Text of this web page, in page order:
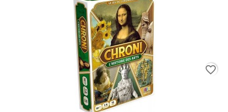
favorite_border